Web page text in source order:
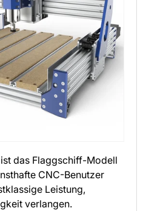
ist das Flaggschiff-Modell
CNC-Benutzer
Leistung,
verlangen.